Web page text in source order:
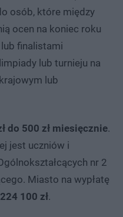
osób, które między
ocen na koniec roku
finalistami
lub turnieju na
lub
do 500 zł miesięcznie.
jest uczniów i
nr 2
Miasto na wypłatę
224 100 zł.